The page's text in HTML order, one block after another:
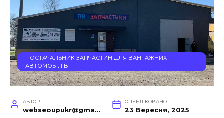
ПОСТАЧАЛЬНИК ЗАПЧАСТИН ДЛЯ ВАНТАЖНИХ
АВТОМОБІЛІВ
АВТОР
webseoupukr@gmail.com
ОПУБЛІКОВАНО
23 Вересня, 2025